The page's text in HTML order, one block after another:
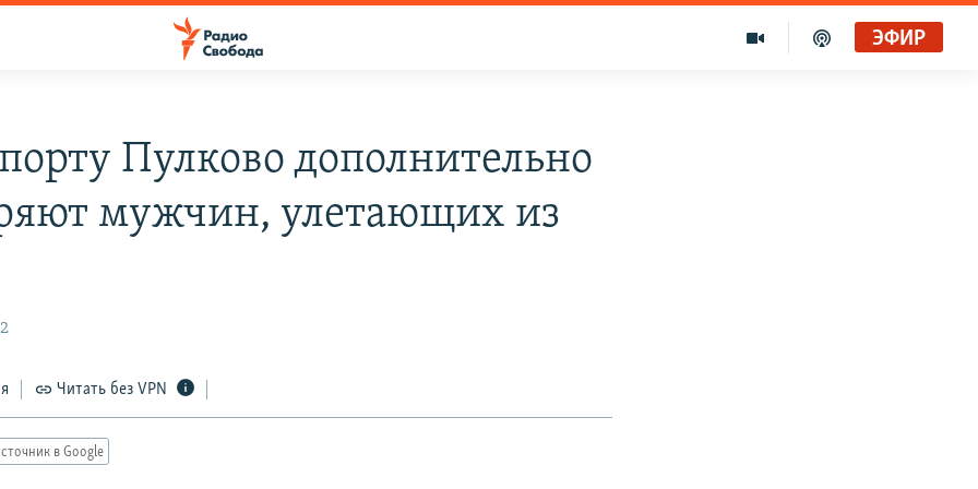
ЭФИР
Пулково дополнительно
мужчин, улетающих из
Читать без VPN
в Google